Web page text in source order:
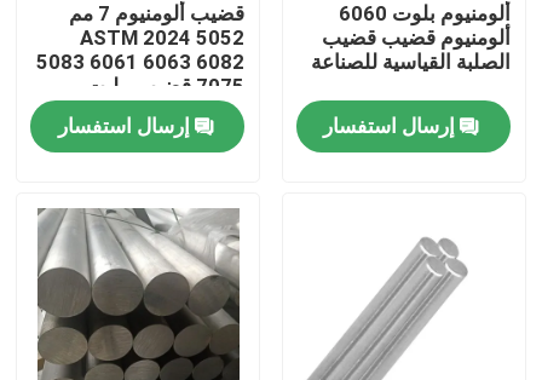
مراقبة الجودة
اتصل بنا
اطلب اقتباس
صفائح الفولاذ المقاوم للصدأ
ألومنيوم بلوت 6060
ألومنيوم قضيب قضيب
الصلبة القياسية للصناعة
إرسال استفسار
قضيب ألومنيوم 7 مم
ASTM 2024 5052
5083 6061 6063 6082
7075 قضيب بيليت
ألومنيوم
إرسال استفسار